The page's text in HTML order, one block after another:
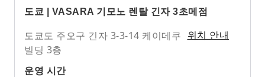
도쿄 | VASARA 기모노 렌탈 긴자 3초메점
도쿄도 주오구 긴자 3-3-14 케이데쿠
빌딩 3층
위치 안내
운영 시간